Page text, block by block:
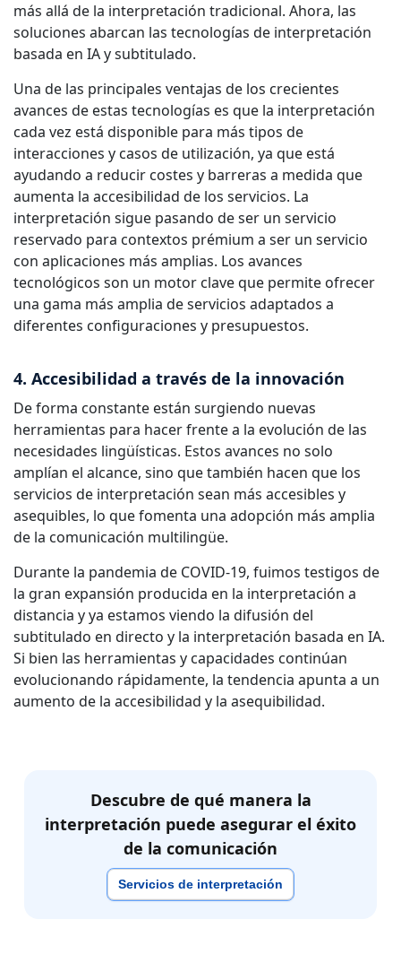
más allá de la interpretación tradicional. Ahora, las
soluciones abarcan las tecnologías de interpretación
basada en IA y subtitulado.
Una de las principales ventajas de los crecientes
avances de estas tecnologías es que la interpretación
cada vez está disponible para más tipos de
interacciones y casos de utilización, ya que está
ayudando a reducir costes y barreras a medida que
aumenta la accesibilidad de los servicios. La
interpretación sigue pasando de ser un servicio
reservado para contextos prémium a ser un servicio
con aplicaciones más amplias. Los avances
tecnológicos son un motor clave que permite ofrecer
una gama más amplia de servicios adaptados a
diferentes configuraciones y presupuestos.
4. Accesibilidad a través de la innovación
De forma constante están surgiendo nuevas
herramientas para hacer frente a la evolución de las
necesidades lingüísticas. Estos avances no solo
amplían el alcance, sino que también hacen que los
servicios de interpretación sean más accesibles y
asequibles, lo que fomenta una adopción más amplia
de la comunicación multilingüe.
Durante la pandemia de COVID-19, fuimos testigos de
la gran expansión producida en la interpretación a
distancia y ya estamos viendo la difusión del
subtitulado en directo y la interpretación basada en IA.
Si bien las herramientas y capacidades continúan
evolucionando rápidamente, la tendencia apunta a un
aumento de la accesibilidad y la asequibilidad.
Descubre de qué manera la
interpretación puede asegurar el éxito
de la comunicación
Servicios de interpretación